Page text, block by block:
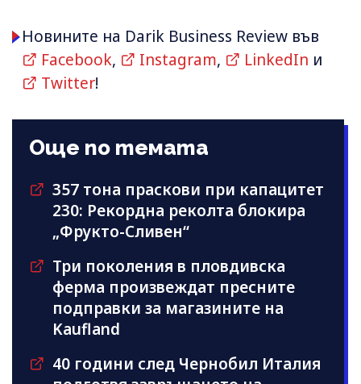
Новините на Darik Business Review във
Facebook, Instagram, LinkedIn и
Twitter!
Още по темата
357 тона праскови при капацитет
230: Рекордна реколта блокира
„Фрукто-Сливен“
Три поколения в пловдивска
ферма произвеждат пресните
подправки за магазините на
Kaufland
40 години след Чернобил Италия